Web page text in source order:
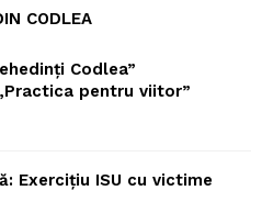
CODLEA
Codlea”
pentru viitor”
Exercițiu ISU cu victime